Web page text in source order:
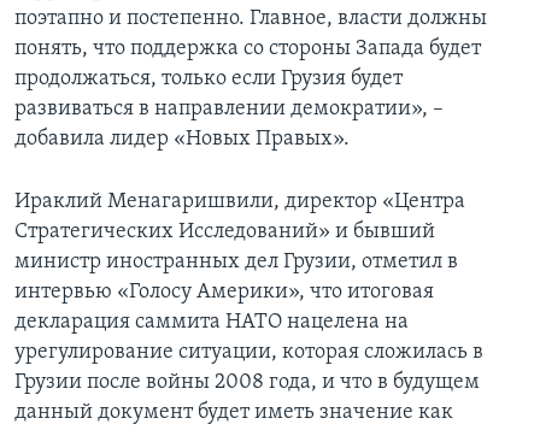
поэтапно и постепенно. Главное, власти должны
понять, что поддержка со стороны Запада будет
продолжаться, только если Грузия будет
развиваться в направлении демократии», –
добавила лидер «Новых Правых».
Ираклий Менагаришвили, директор «Центра
Стратегических Исследований» и бывший
министр иностранных дел Грузии, отметил в
интервью «Голосу Америки», что итоговая
декларация саммита НАТО нацелена на
урегулирование ситуации, которая сложилась в
Грузии после войны 2008 года, и что в будущем
данный документ будет иметь значение как